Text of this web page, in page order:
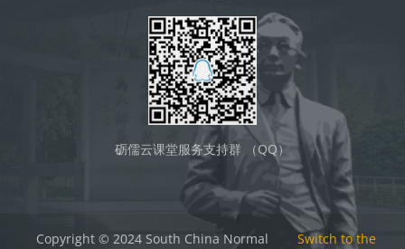
砺儒云课堂服务支持群 （QQ）
Copyright © 2024 South China Normal Switch to the